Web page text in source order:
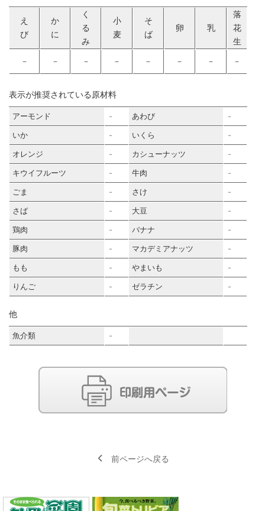
え
び
か
に
く
る
み
小
麦
そ
ば
卵 乳
落
花
生
－ － － － － － － －
表示が推奨されている原材料
アーモンド － あわび －
いか － いくら －
オレンジ － カシューナッツ －
キウイフルーツ － 牛肉 －
ごま － さけ －
さば － 大豆 －
鶏肉 － バナナ －
豚肉 － マカデミアナッツ －
もも － やまいも －
りんご － ゼラチン －
他
魚介類 －
前ページへ戻る